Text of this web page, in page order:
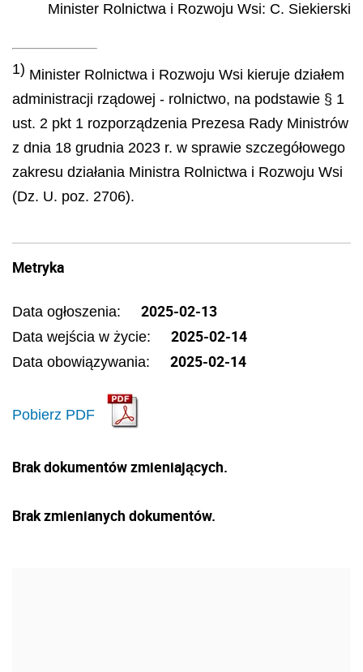
Minister Rolnictwa i Rozwoju Wsi: C. Siekierski
1) Minister Rolnictwa i Rozwoju Wsi kieruje działem
administracji rządowej - rolnictwo, na podstawie § 1
ust. 2 pkt 1 rozporządzenia Prezesa Rady Ministrów
z dnia 18 grudnia 2023 r. w sprawie szczegółowego
zakresu działania Ministra Rolnictwa i Rozwoju Wsi
(Dz. U. poz. 2706).
Metryka
Data ogłoszenia: 2025-02-13
Data wejścia w życie: 2025-02-14
Data obowiązywania: 2025-02-14
Pobierz PDF
Brak dokumentów zmieniających.
Brak zmienianych dokumentów.